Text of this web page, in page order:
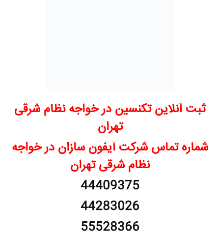
ثبت آنلاین تکنسین در خواجه نظام شرقی
تهران
شماره تماس شرکت آیفون سازان در خواجه
نظام شرقی تهران
44409375
44283026
55528366